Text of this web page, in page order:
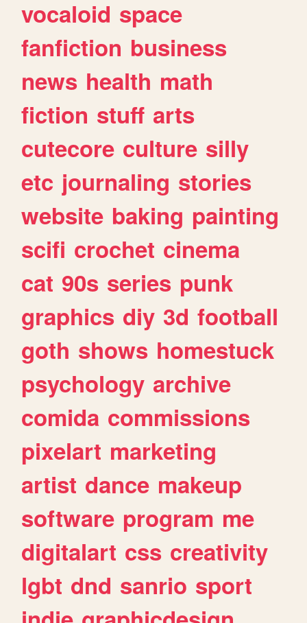
vocaloid space
fanfiction business
news health math
fiction stuff arts
cutecore culture silly
etc journaling stories
website baking painting
scifi crochet cinema
cat 90s series punk
graphics diy 3d football
goth shows homestuck
psychology archive
comida commissions
pixelart marketing
artist dance makeup
software program me
digitalart css creativity
lgbt dnd sanrio sport